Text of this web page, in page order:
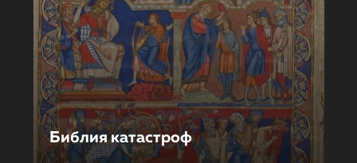
Библия катастроф